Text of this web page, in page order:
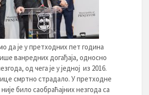
да је у претходних пет година
ванредних догађаја, односно
од чега је у једној из 2016.
смртно страдало. У претходне
било саобраћајних незгода са